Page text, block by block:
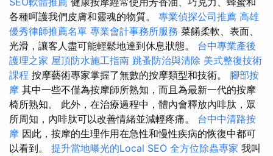
各種呵護我們皮膚和靈魂的物質。 專業偵探公司推薦 高雄
優秀律師推薦名單 專業會計事務所服務 菜餚柔軟、表面、
光滑，讓客人盡可能輕鬆地達到休息狀態。 台中專業產後
護理之家 屋頂防水施工指南 跳蚤防治與清除 美式整復技術
課程 按摩藝術專家掌握了無數的按摩類型和技術。 腳部按
摩 其中一些不僅為按摩師所熟知，而且為最新一代的按摩
椅所熟知。 此外，在治療過程中，體內會釋放內啡肽，眾
所周知，內啡肽可以改善情緒並減輕疼痛。 台中中清路按
摩 因此，按摩的生理作用在急性和慢性疾病的恢復中都可
以看到。 提升當地曝光的Local SEO 全方位除蟲專家 我叫